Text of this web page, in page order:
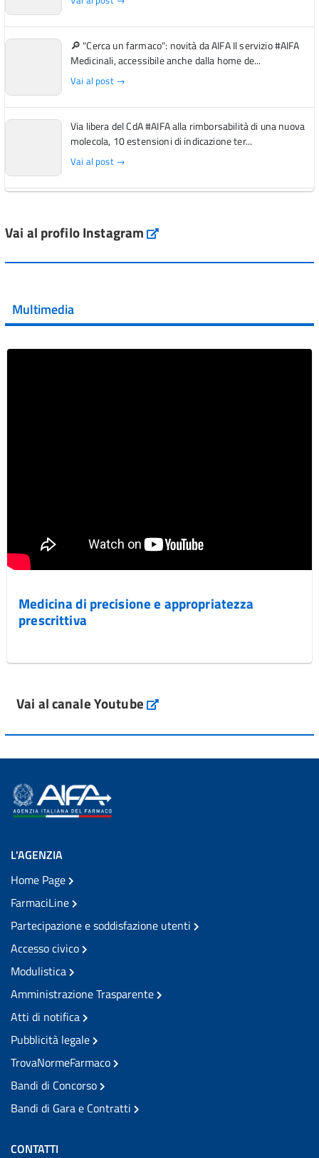
🔎 "Cerca un farmaco": novità da AIFA Il servizio #AIFA
Medicinali, accessibile anche dalla home de...
Vai al post →
Via libera del CdA #AIFA alla rimborsabilità di una nuova
molecola, 10 estensioni di indicazione ter...
Vai al post →
Vai al post →
Vai al post →
Vai al profilo Instagram Instagram
Multimedia
Medicina di precisione e appropriatezza
prescrittiva
Vai al canale Youtube
L'AGENZIA
Home Page
FarmaciLine
Partecipazione e soddisfazione utenti
Accesso civico
Modulistica
Amministrazione Trasparente
Atti di notifica
Pubblicità legale
TrovaNormeFarmaco
Bandi di Concorso
Bandi di Gara e Contratti
CONTATTI